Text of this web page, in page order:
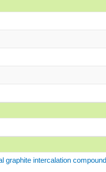
intercalation